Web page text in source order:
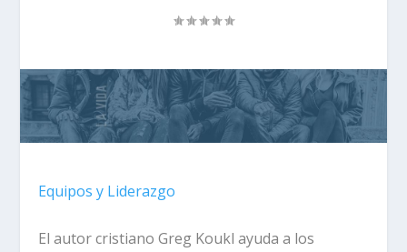
Equipos y Liderazgo
El autor cristiano Greg Koukl ayuda a los